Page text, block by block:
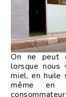
On ne peut
lorsque nous
miel, en huile
même en